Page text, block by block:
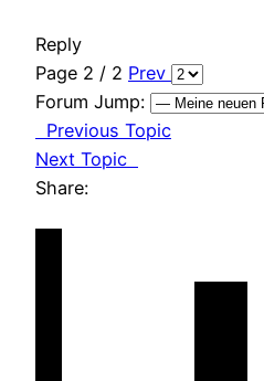
Reply
Page 2 / 2 Prev
Forum Jump:
Previous Topic
Next Topic
Share: